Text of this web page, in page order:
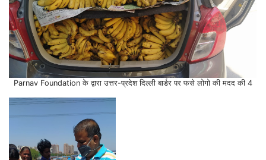
Parnav Foundation के द्वारा उत्तर-प्रदेश दिल्ली बार्डर पर फसे लोगो की मदद की 4